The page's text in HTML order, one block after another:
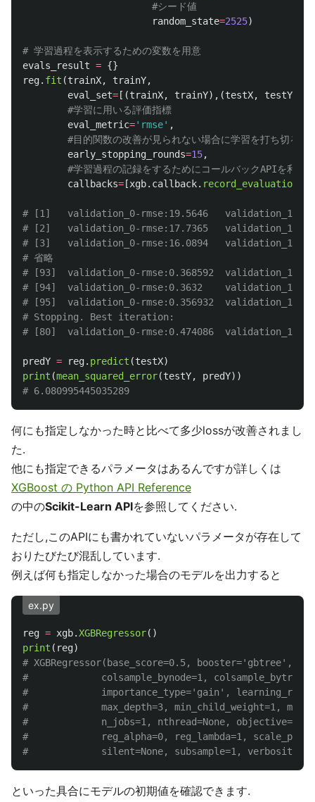
random_state=2525)
evals_result = {}
reg. fit (trainX, trainY,
eval_set= [(trainX, trainY),(testX, testY
eval_metric=' rmse' ,
early_stopping_rounds=15,
callbacks= [xgb. callback. record_evaluation
# [1]	validation_0-rmse:19.5646	validation_1-rmse:19.7128
# [2]	validation_0-rmse:17.7365	validation_1-rmse:17.9048
# [3]	validation_0-rmse:16.0894	validation_1-rmse:16.2733
# 省略
# [93]	validation_0-rmse:0.368592	validation_1-rmse:2.47429
# [94]	validation_0-rmse:0.3632	validation_1-rmse:2.47945
# [95]	validation_0-rmse:0.356932	validation_1-rmse:2.48028
# Stopping. Best iteration:
predY = reg. predict (testX)
print (mean_squared_error(testY, predY))
何にも指定しなかった時と比べて多少lossが改善されまし
た.
他にも指定できるパラメータはあるんですが詳しくは
XGBoost の Python API Reference
の中のScikit-Learn APIを参照してください.
ただし,このAPIにも書かれていないパラメータが存在して
おりたびたび混乱しています.
例えば何も指定しなかった場合のモデルを出力すると
ex.py
reg = xgb.XGBRegressor()
print ( reg)
# XGBRegressor(base_score=0.5, booster='gbtree',
#             colsample_bynode=1, colsample_bytree=1,
#             importance_type='gain',
#             max_depth=3, min_child_weight=1,
#             n_jobs=1, nthread=None,
#             reg_alpha=0, reg_lambda=1,
といった具合にモデルの初期値を確認できます.